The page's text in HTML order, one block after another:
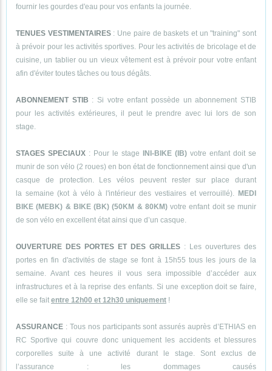
fournir les gourdes d'eau pour vos enfants la journée.
TENUES VESTIMENTAIRES: Une paire de baskets et un "training" sont
à prévoir pour les activités sportives. Pour les activités de bricolage et de
cuisine, un tablier ou un vieux vêtement est à prévoir pour votre enfant
afin d'éviter toutes tâches ou tous dégâts.
ABONNEMENT STIB : Si votre enfant possède un abonnement STIB
pour les activités extérieures, il peut le prendre avec lui lors de son
stage.
STAGES SPECIAUX : Pour le stage INI-BIKE (IB) votre enfant doit se
munir de son vélo (2 roues) en bon état de fonctionnement ainsi que d'un
casque de protection. Les vélos peuvent rester sur place durant
la semaine (kot à vélo à l'intérieur des vestiaires et verrouillé). MEDI
BIKE (MEBK) & BIKE (BK) (50KM & 80KM) votre enfant doit se munir
de son vélo en excellent état ainsi que d’un casque.
OUVERTURE DES PORTES ET DES GRILLES : Les ouvertures des
portes en fin d'activités de stage se font à 15h55 tous les jours de la
semaine. Avant ces heures il vous sera impossible d’accéder aux
infrastructures et à la reprise des enfants. Si une exception doit se faire,
elle se fait entre 12h00 et 12h30 uniquement !
ASSURANCE : Tous nos participants sont assurés auprès d’ETHIAS en
RC Sportive qui couvre donc uniquement les accidents et blessures
corporelles suite à une activité durant le stage. Sont exclus de
l’assurance : les dommages causés